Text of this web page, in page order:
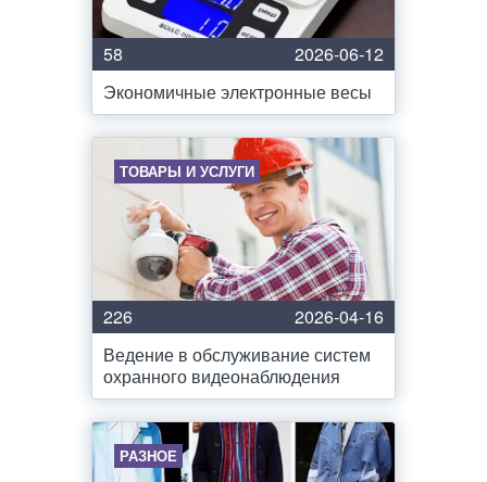
58
2026-06-12
Экономичные электронные весы
ТОВАРЫ И УСЛУГИ
226
2026-04-16
Ведение в обслуживание систем
охранного видеонаблюдения
РАЗНОЕ